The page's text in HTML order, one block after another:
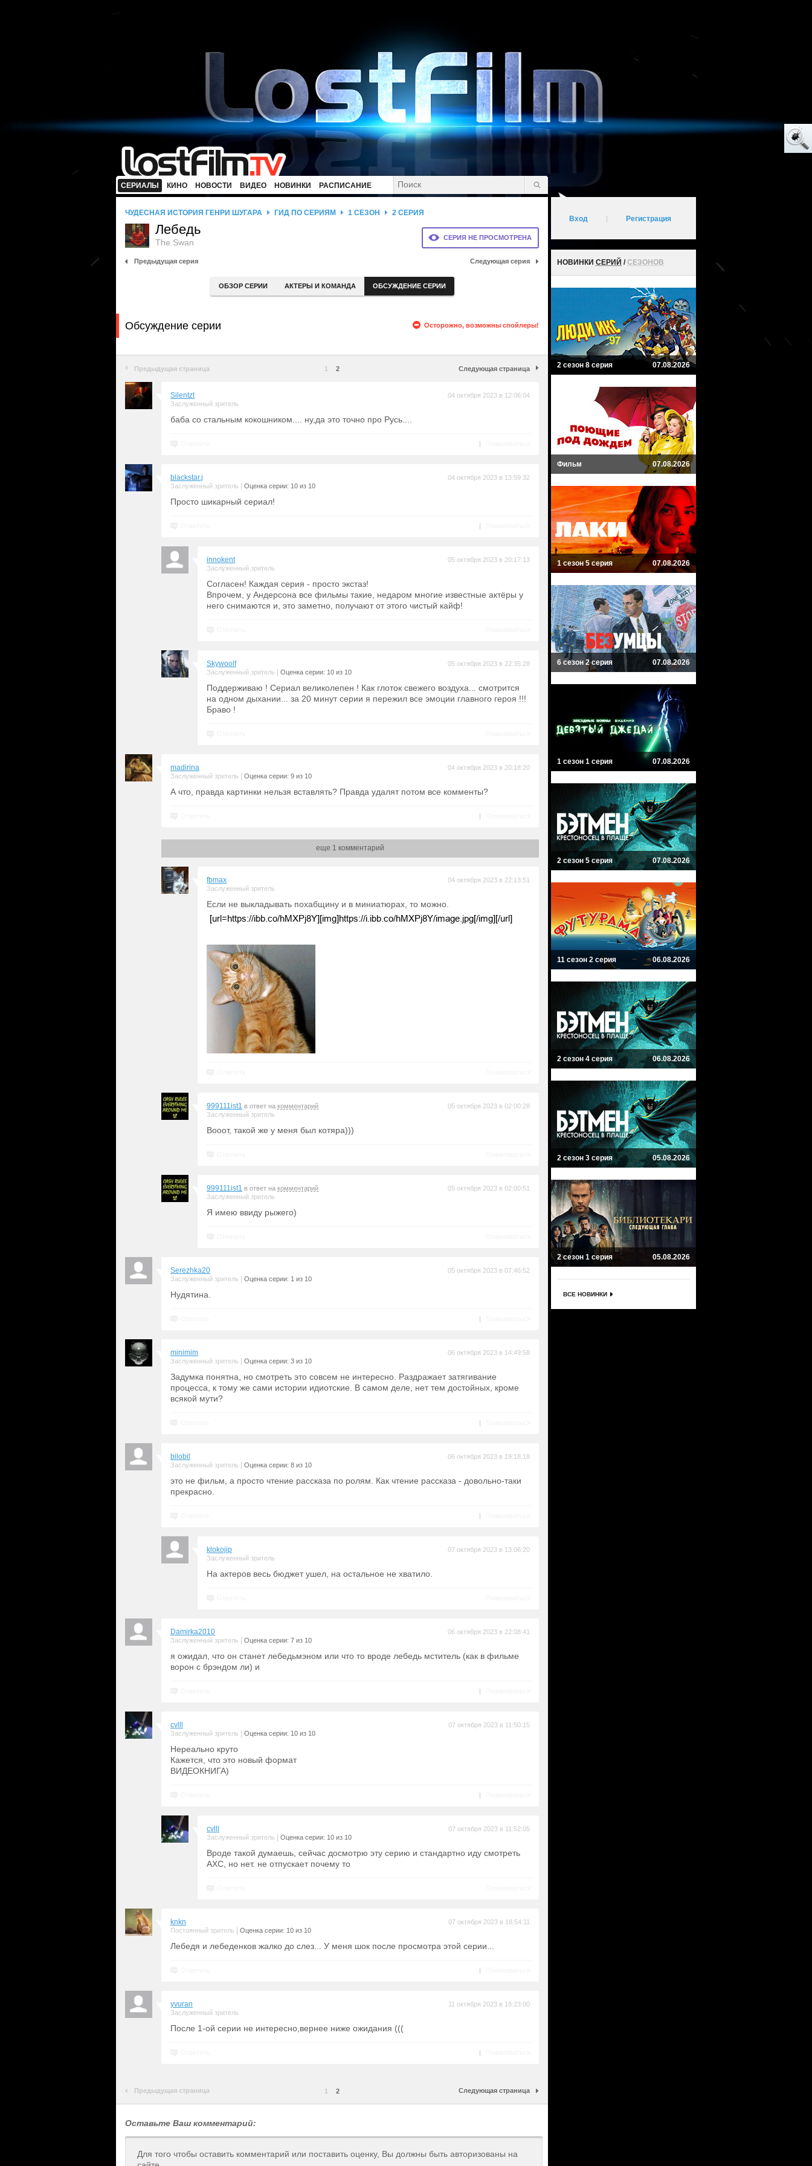
СЕРИАЛЫ КИНО НОВОСТИ ВИДЕО НОВИНКИ РАСПИСАНИЕ
СЕРИЯ НЕ ПРОСМОТРЕНА
ЧУДЕСНАЯ ИСТОРИЯ ГЕНРИ ШУГАРА ГИД ПО СЕРИЯМ 1 СЕЗОН 2 СЕРИЯ
Лебедь
The Swan
Предыдущая серия Следующая серия
ОБЗОР СЕРИИ АКТЕРЫ И КОМАНДА ОБСУЖДЕНИЕ СЕРИИ
Осторожно, возможны спойлеры!
Обсуждение серии
Предыдущая страница 1 2 Следующая страница
Silentzt
Заслуженный зритель
04 октября 2023 в 12:06:04
баба со стальным кокошником.... ну,да это точно про Русь....
|
blackstar.j
Заслуженный зритель Оценка серии: 10 из 10
04 октября 2023 в 13:59:32
Просто шикарный сериал!
|
innokent
Заслуженный зритель
05 октября 2023 в 20:17:13
Согласен! Каждая серия - просто экстаз!
Впрочем, у Андерсона все фильмы такие, недаром многие известные актёры у
него снимаются и, это заметно, получают от этого чистый кайф!
Skywoolf
Заслуженный зритель Оценка серии: 10 из 10
05 октября 2023 в 22:35:28
Поддерживаю ! Сериал великолепен ! Как глоток свежего воздуха... смотрится
на одном дыхании... за 20 минут серии я пережил все эмоции главного героя !!!
Браво !
madirina
Заслуженный зритель Оценка серии: 9 из 10
04 октября 2023 в 20:18:20
А что, правда картинки нельзя вставлять? Правда удалят потом все комменты?
|
еще 1 комментарий
fbmax
Заслуженный зритель
04 октября 2023 в 22:13:51
Если не выкладывать похабщину и в миниатюрах, то можно.
999111ist1 в ответ на комментарий
Заслуженный зритель
05 октября 2023 в 02:00:28
Вооот, такой же у меня был котяра)))
999111ist1 в ответ на комментарий
Заслуженный зритель
05 октября 2023 в 02:00:51
Я имею ввиду рыжего)
Serezhka20
Заслуженный зритель Оценка серии: 1 из 10
05 октября 2023 в 07:46:52
Нудятина.
|
minimim
Заслуженный зритель Оценка серии: 3 из 10
06 октября 2023 в 14:49:58
Задумка понятна, но смотреть это совсем не интересно. Раздражает затягивание
процесса, к тому же сами истории идиотские. В самом деле, нет тем достойных, кроме
всякой мути?
|
bilobil
Заслуженный зритель Оценка серии: 8 из 10
06 октября 2023 в 19:18:18
это не фильм, а просто чтение рассказа по ролям. Как чтение рассказа - довольно-таки
прекрасно.
|
klokojip
Заслуженный зритель
07 октября 2023 в 13:06:20
На актеров весь бюджет ушел, на остальное не хватило.
Damirka2010
Заслуженный зритель Оценка серии: 7 из 10
06 октября 2023 в 22:08:41
я ожидал, что он станет лебедьмэном или что то вроде лебедь мститель (как в фильме
ворон с брэндом ли) и
|
cvlll
Заслуженный зритель Оценка серии: 10 из 10
07 октября 2023 в 11:50:15
Нереально круто
Кажется, что это новый формат
ВИДЕОКНИГА)
|
cvlll
Заслуженный зритель Оценка серии: 10 из 10
07 октября 2023 в 11:52:05
Вроде такой думаешь, сейчас досмотрю эту серию и стандартно иду смотреть
АХС, но нет. не отпускает почему то
knkn
Постоянный зритель Оценка серии: 10 из 10
07 октября 2023 в 18:54:11
Лебедя и лебеденков жалко до слез... У меня шок после просмотра этой серии...
|
yvuran
Заслуженный зритель
11 октября 2023 в 18:23:00
После 1-ой серии не интересно,вернее ниже ожидания (((
|
Предыдущая страница 1 2 Следующая страница
Оставьте Ваш комментарий:
Для того чтобы оставить комментарий или поставить оценку, Вы должны быть авторизованы на
Вход Регистрация
НОВИНКИ СЕРИЙ /СЕЗОНОВ
2 сезон 8 серия 07.08.2026
Фильм 07.08.2026
1 сезон 5 серия 07.08.2026
6 сезон 2 серия 07.08.2026
1 сезон 1 серия 07.08.2026
2 сезон 5 серия 07.08.2026
11 сезон 2 серия 06.08.2026
2 сезон 4 серия 06.08.2026
2 сезон 3 серия 05.08.2026
2 сезон 1 серия 05.08.2026
ВСЕ НОВИНКИ